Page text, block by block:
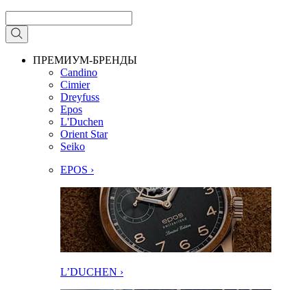
ПРЕМИУМ-БРЕНДЫ
Candino
Cimier
Dreyfuss
Epos
L'Duchen
Orient Star
Seiko
EPOS ›
L’DUCHEN ›